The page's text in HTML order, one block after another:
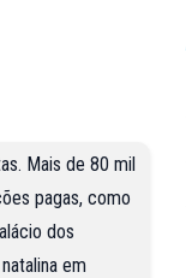
Mais de 80 mil
pagas, como
dos
em